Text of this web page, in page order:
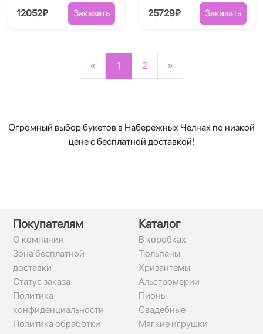
12052₽ Заказать 25729₽ Заказать
« 1 2 »
Огромный выбор букетов в Набережных Челнах по низкой
цене с бесплатной доставкой!
Покупателям
О компании
Зона бесплатной
доставки
Статус заказа
Политика
конфиденциальности
Политика обработки
Каталог
В коробках
Тюльпаны
Хризантемы
Альстромерии
Пионы
Свадебные
Мягкие игрушки